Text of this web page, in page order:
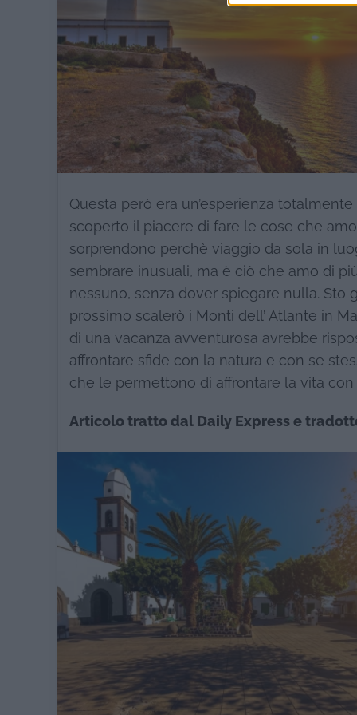
Questa però era un’esperienza
scoperto il piacere di fare le cose che
sorprendono perchè viaggio da sola in
sembrare inusuali, ma è ciò che amo di
nessuno, senza dover spiegare nulla. Sto
prossimo scalerò i Monti dell’ Atlante in
di una vacanza avventurosa avrebbe
affrontare sfide con la natura e con se
che le permettono di affrontare la vita
Articolo tratto dal Daily Express e